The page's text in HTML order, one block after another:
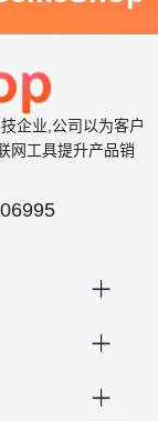
企业,公司以为客户
网工具提升产品销